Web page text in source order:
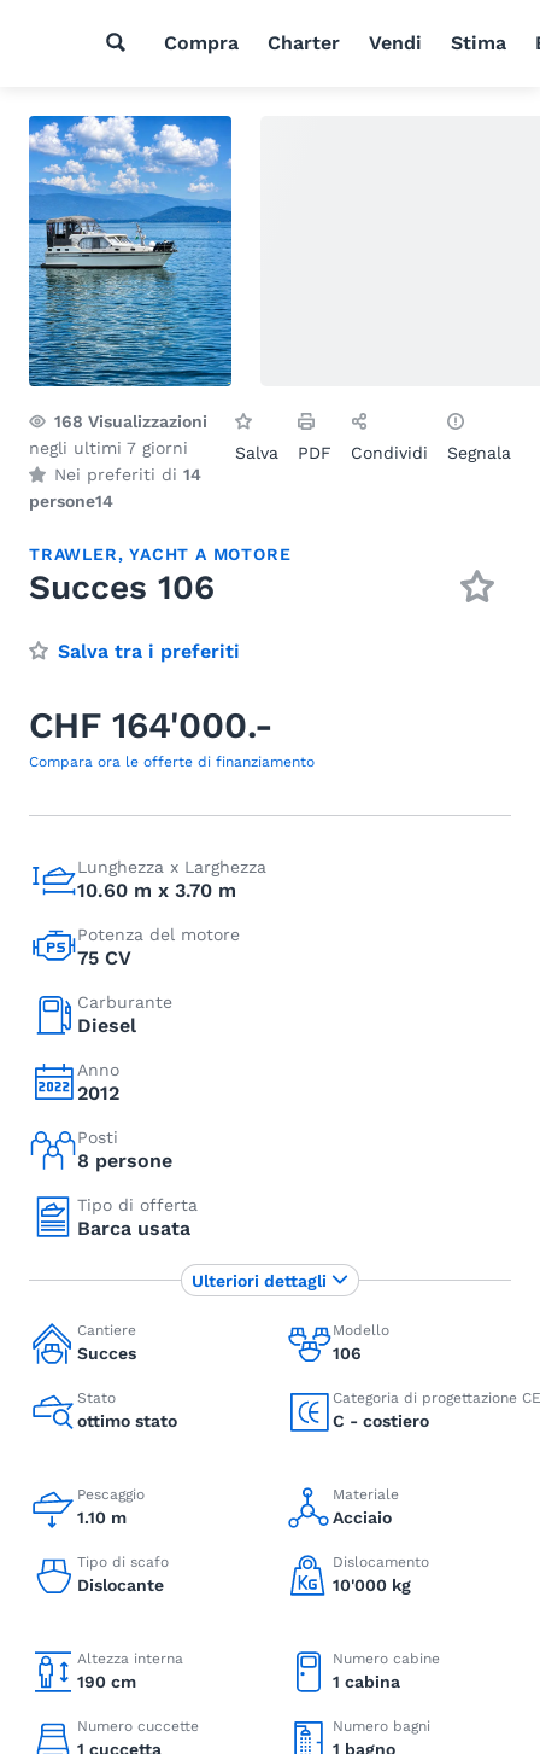
Compra Charter Vendi Stima
168 Visualizzazioni
negli ultimi 7 giorni
Nei preferiti di 14
persone14
Salva PDF Condividi Segnala
TRAWLER,YACHT A MOTORE
Succes 106
Salva tra i preferiti
CHF 164'000.-
Compara ora le offerte di finanziamento
Lunghezza x Larghezza
10.60 m x 3.70 m
Potenza del motore
75 CV
Carburante
Diesel
Anno
2012
Posti
8 persone
Tipo di offerta
Barca usata
Cantiere
Succes
Modello
106
Stato
ottimo stato
Categoria di progettazione CE
C - costiero
Pescaggio
1.10 m
Materiale
Acciaio
Tipo di scafo
Dislocante
Dislocamento
10'000 kg
Altezza interna
190 cm
Numero cabine
1 cabina
Numero cuccette
1 cuccetta
Numero bagni
1 bagno
Ulteriori dettagli